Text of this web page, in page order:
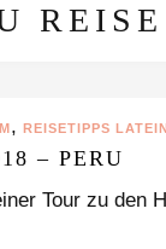
REISE
, REISETIPPS
– PERU
Tour zu den